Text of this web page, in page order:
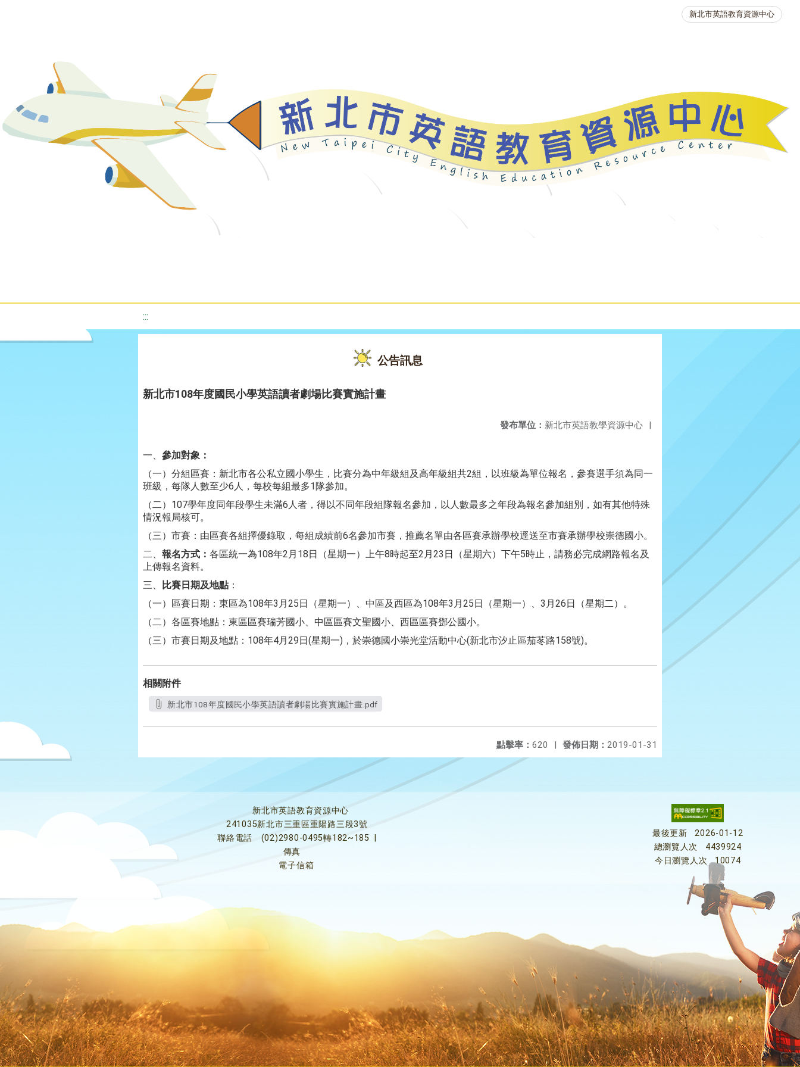
新北市英語教育資源中心
:::
公告訊息
新北市108年度國民小學英語讀者劇場比賽實施計畫
發布單位： 新北市英語教學資源中心 |
一、 參加對象：
（一）分組區賽：新北市各公私立國小學生，比賽分為中年級組及高年級組共2組，以班級為單位報名，參賽選手須為同一
班級，每隊人數至少6人，每校每組最多1隊參加。
（二）107學年度同年段學生未滿6人者，得以不同年段組隊報名參加，以人數最多之年段為報名參加組別，如有其他特殊
情況報局核可。
（三）市賽：由區賽各組擇優錄取，每組成績前6名參加市賽，推薦名單由各區賽承辦學校逕送至市賽承辦學校崇德國小。
二、 報名方式： 各區統一為108年2月18日（星期一）上午8時起至2月23日（星期六）下午5時止，請務必完成網路報名及
上傳報名資料。
三、
比賽日期及地點 ：
（一）區賽日期：東區為108年3月25日（星期一）、中區及西區為108年3月25日（星期一）、3月26日（星期二）。
（二）各區賽地點：東區區賽瑞芳國小、中區區賽文聖國小、西區區賽鄧公國小。
（三）市賽日期及地點：108年4月29日(星期一)，於崇德國小崇光堂活動中心(新北市汐止區茄苳路158號)。
相關附件
新北市108年度國民小學英語讀者劇場比賽實施計畫.pdf
發佈日期： 2019-01-31
點擊率： 620 |
新北市英語教育資源中心
241035新北市三重區重陽路三段3號
聯絡電話
(02)2980-0495轉182~185
傳真
電子信箱
最後更新
2026-01-12
總瀏覽人次
4439924
今日瀏覽人次
10074